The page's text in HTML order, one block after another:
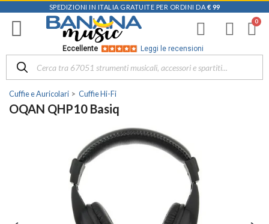
SPEDIZIONI IN ITALIA GRATUITE PER ORDINI DA € 99
Eccellente Leggi le recensioni
Cuffie e Auricolari Cuffie Hi-Fi
OQAN QHP10 Basiq